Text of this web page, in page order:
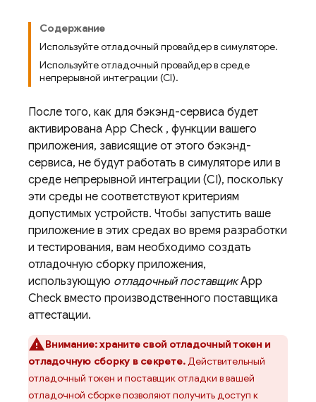
Содержание
Используйте отладочный провайдер в симуляторе.
Используйте отладочный провайдер в среде
непрерывной интеграции (CI).
После того, как для бэкэнд-сервиса будет
активирована App Check , функции вашего
приложения, зависящие от этого бэкэнд-
сервиса, не будут работать в симуляторе или в
среде непрерывной интеграции (CI), поскольку
эти среды не соответствуют критериям
допустимых устройств. Чтобы запустить ваше
приложение в этих средах во время разработки
и тестирования, вам необходимо создать
отладочную сборку приложения,
использующую отладочный поставщик App
Check вместо производственного поставщика
аттестации.
Внимание:храните свой отладочный токен и
отладочную сборку в секрете.Действительный
отладочный токен и поставщик отладки в вашей
отладочной сборке позволяют получить доступ к